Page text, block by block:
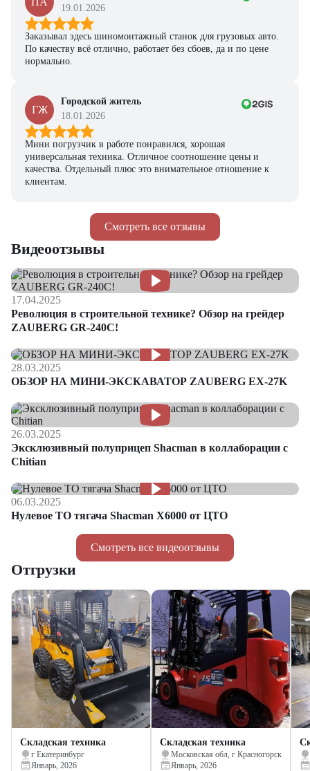
Смотреть все отзывы
19.01.2026
Заказывал здесь шиномонтажный станок для грузовых авто.
По качеству всё отлично, работает без сбоев, да и по цене
нормально.
ГЖ
Городской житель
18.01.2026
Мини погрузчик в работе понравился, хорошая
универсальная техника. Отличное соотношение цены и
качества. Отдельный плюс это внимательное отношение к
клиентам.
Смотреть все видеоотзывы
Видеоотзывы
17.04.2025
Революция в строительной технике? Обзор на грейдер
ZAUBERG GR-240C!
28.03.2025
ОБЗОР НА МИНИ-ЭКСКАВАТОР ZAUBERG EX-27K
26.03.2025
Эксклюзивный полуприцеп Shacman в коллаборации с
Chitian
06.03.2025
Нулевое ТО тягача Shacman Х6000 от ЦТО
Отгрузки
Складская техника
г Екатеринбург
Январь, 2026
Складская техника
Московская обл, г Красногорск
Январь, 2026